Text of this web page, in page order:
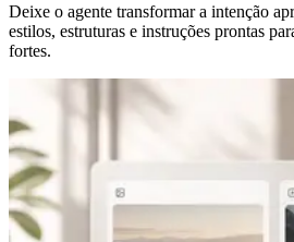
Deixe o agente transformar a intenção
estilos, estruturas e instruções prontas
fortes.